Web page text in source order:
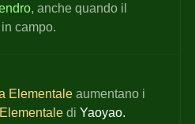
, anche quando il
campo.
Elementale aumentano i
di Yaoyao.